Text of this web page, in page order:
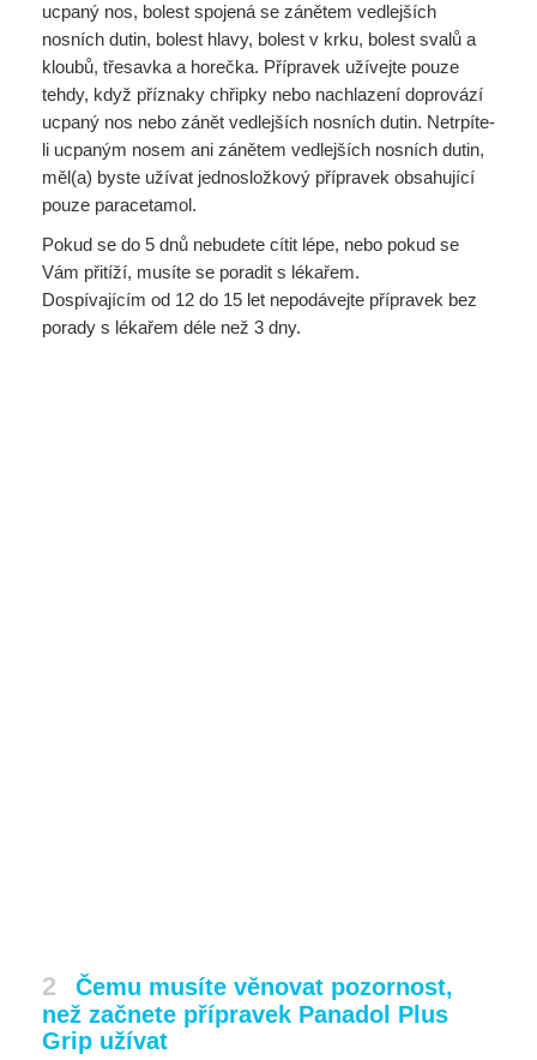
ucpaný nos, bolest spojená se zánětem vedlejších
nosních dutin, bolest hlavy, bolest v krku, bolest svalů a
kloubů, třesavka a horečka. Přípravek užívejte pouze
tehdy, když příznaky chřipky nebo nachlazení doprovází
ucpaný nos nebo zánět vedlejších nosních dutin. Netrpíte-
li ucpaným nosem ani zánětem vedlejších nosních dutin,
měl(a) byste užívat jednosložkový přípravek obsahující
pouze paracetamol.
Pokud se do 5 dnů nebudete cítit lépe, nebo pokud se
Vám přitíží, musíte se poradit s lékařem.
Dospívajícím od 12 do 15 let nepodávejte přípravek bez
porady s lékařem déle než 3 dny.
2
Čemu musíte věnovat pozornost,
než začnete přípravek Panadol Plus
Grip užívat